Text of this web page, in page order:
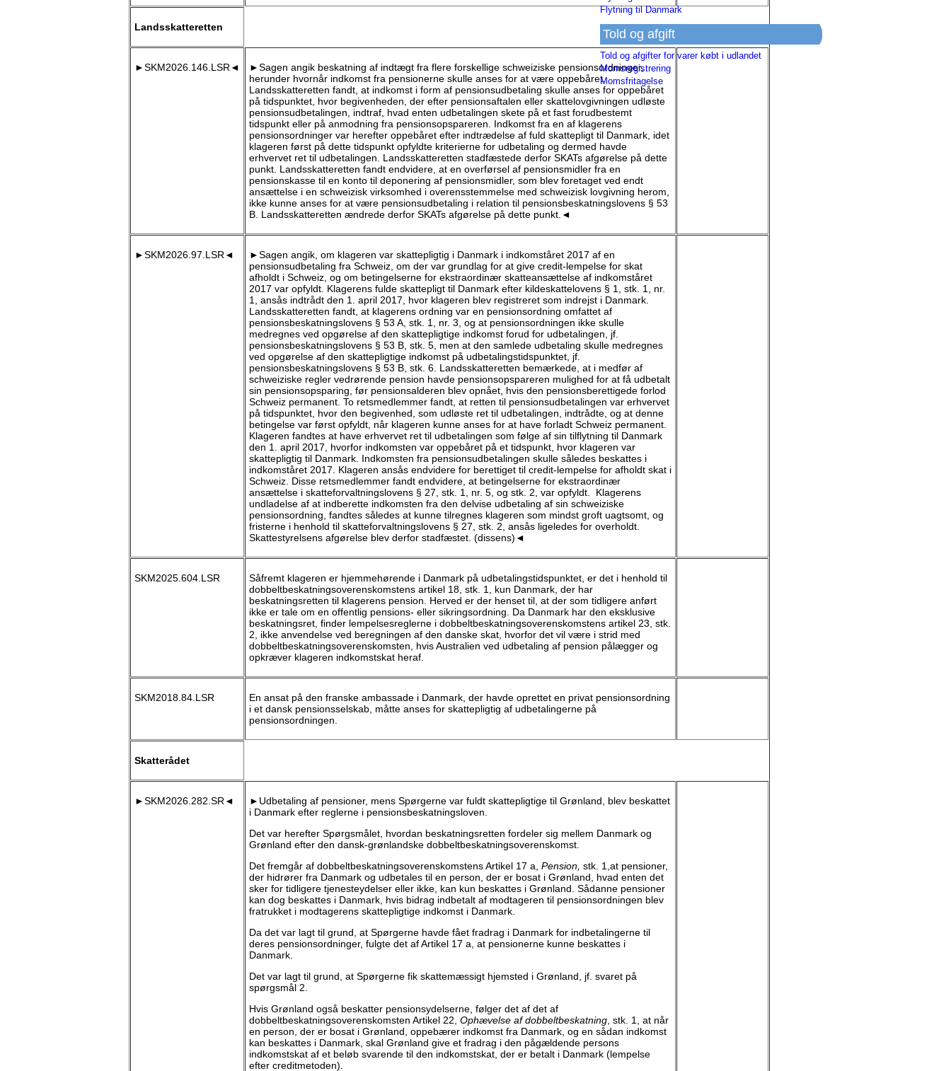
Landsskatteretten
►SKM2026.146.LSR◄
►Sagen angik beskatning af indtægt fra flere forskellige schweiziske pensionsordninger,
herunder hvornår indkomst fra pensionerne skulle anses for at være oppebåret.
Landsskatteretten fandt, at indkomst i form af pensionsudbetaling skulle anses for oppebåret
på tidspunktet, hvor begivenheden, der efter pensionsaftalen eller skattelovgivningen udløste
pensionsudbetalingen, indtraf, hvad enten udbetalingen skete på et fast forudbestemt
tidspunkt eller på anmodning fra pensionsopspareren. Indkomst fra en af klagerens
pensionsordninger var herefter oppebåret efter indtrædelse af fuld skattepligt til Danmark, idet
klageren først på dette tidspunkt opfyldte kriterierne for udbetaling og dermed havde
erhvervet ret til udbetalingen. Landsskatteretten stadfæstede derfor SKATs afgørelse på dette
punkt. Landsskatteretten fandt endvidere, at en overførsel af pensionsmidler fra en
pensionskasse til en konto til deponering af pensionsmidler, som blev foretaget ved endt
ansættelse i en schweizisk virksomhed i overensstemmelse med schweizisk lovgivning herom,
ikke kunne anses for at være pensionsudbetaling i relation til pensionsbeskatningslovens § 53
B. Landsskatteretten ændrede derfor SKATs afgørelse på dette punkt.◄
►SKM2026.97.LSR◄
►Sagen angik, om klageren var skattepligtig i Danmark i indkomståret 2017 af en
pensionsudbetaling fra Schweiz, om der var grundlag for at give credit-lempelse for skat
afholdt i Schweiz, og om betingelserne for ekstraordinær skatteansættelse af indkomståret
2017 var opfyldt. Klagerens fulde skattepligt til Danmark efter kildeskattelovens § 1, stk. 1, nr.
1, ansås indtrådt den 1. april 2017, hvor klageren blev registreret som indrejst i Danmark.
Landsskatteretten fandt, at klagerens ordning var en pensionsordning omfattet af
pensionsbeskatningslovens § 53 A, stk. 1, nr. 3, og at pensionsordningen ikke skulle
medregnes ved opgørelse af den skattepligtige indkomst forud for udbetalingen, jf.
pensionsbeskatningslovens § 53 B, stk. 5, men at den samlede udbetaling skulle medregnes
ved opgørelse af den skattepligtige indkomst på udbetalingstidspunktet, jf.
pensionsbeskatningslovens § 53 B, stk. 6. Landsskatteretten bemærkede, at i medfør af
schweiziske regler vedrørende pension havde pensionsopspareren mulighed for at få udbetalt
sin pensionsopsparing, før pensionsalderen blev opnået, hvis den pensionsberettigede forlod
Schweiz permanent. To retsmedlemmer fandt, at retten til pensionsudbetalingen var erhvervet
på tidspunktet, hvor den begivenhed, som udløste ret til udbetalingen, indtrådte, og at denne
betingelse var først opfyldt, når klageren kunne anses for at have forladt Schweiz permanent.
Klageren fandtes at have erhvervet ret til udbetalingen som følge af sin tilflytning til Danmark
den 1. april 2017, hvorfor indkomsten var oppebåret på et tidspunkt, hvor klageren var
skattepligtig til Danmark. Indkomsten fra pensionsudbetalingen skulle således beskattes i
indkomståret 2017. Klageren ansås endvidere for berettiget til credit-lempelse for afholdt skat i
Schweiz. Disse retsmedlemmer fandt endvidere, at betingelserne for ekstraordinær
ansættelse i skatteforvaltningslovens § 27, stk. 1, nr. 5, og stk. 2, var opfyldt. Klagerens
undladelse af at indberette indkomsten fra den delvise udbetaling af sin schweiziske
pensionsordning, fandtes således at kunne tilregnes klageren som mindst groft uagtsomt, og
fristerne i henhold til skatteforvaltningslovens § 27, stk. 2, ansås ligeledes for overholdt.
Skattestyrelsens afgørelse blev derfor stadfæstet. (dissens)◄
SKM2025.604.LSR
Såfremt klageren er hjemmehørende i Danmark på udbetalingstidspunktet, er det i henhold til
dobbeltbeskatningsoverenskomstens artikel 18, stk. 1, kun Danmark, der har
beskatningsretten til klagerens pension. Herved er der henset til, at der som tidligere anført
ikke er tale om en offentlig pensions- eller sikringsordning. Da Danmark har den eksklusive
beskatningsret, finder lempelsesreglerne i dobbeltbeskatningsoverenskomstens artikel 23, stk.
2, ikke anvendelse ved beregningen af den danske skat, hvorfor det vil være i strid med
dobbeltbeskatningsoverenskomsten, hvis Australien ved udbetaling af pension pålægger og
opkræver klageren indkomstskat heraf.
SKM2018.84.LSR
En ansat på den franske ambassade i Danmark, der havde oprettet en privat pensionsordning
i et dansk pensionsselskab, måtte anses for skattepligtig af udbetalingerne på
pensionsordningen.
Skatterådet
►SKM2026.282.SR◄
►Udbetaling af pensioner, mens Spørgerne var fuldt skattepligtige til Grønland, blev beskattet
i Danmark efter reglerne i pensionsbeskatningsloven.
Det var herefter Spørgsmålet, hvordan beskatningsretten fordeler sig mellem Danmark og
Grønland efter den dansk-grønlandske dobbeltbeskatningsoverenskomst.
Det fremgår af dobbeltbeskatningsoverenskomstens Artikel 17 a, Pension, stk. 1,at pensioner,
der hidrører fra Danmark og udbetales til en person, der er bosat i Grønland, hvad enten det
sker for tidligere tjenesteydelser eller ikke, kan kun beskattes i Grønland. Sådanne pensioner
kan dog beskattes i Danmark, hvis bidrag indbetalt af modtageren til pensionsordningen blev
fratrukket i modtagerens skattepligtige indkomst i Danmark.
Da det var lagt til grund, at Spørgerne havde fået fradrag i Danmark for indbetalingerne til
deres pensionsordninger, fulgte det af Artikel 17 a, at pensionerne kunne beskattes i
Danmark.
Det var lagt til grund, at Spørgerne fik skattemæssigt hjemsted i Grønland, jf. svaret på
spørgsmål 2.
Hvis Grønland også beskatter pensionsydelserne, følger det af det af
dobbeltbeskatningsoverenskomsten Artikel 22, Ophævelse af dobbeltbeskatning , stk. 1, at når
en person, der er bosat i Grønland, oppebærer indkomst fra Danmark, og en sådan indkomst
kan beskattes i Danmark, skal Grønland give et fradrag i den pågældende persons
indkomstskat af et beløb svarende til den indkomstskat, der er betalt i Danmark (lempelse
efter creditmetoden).
Flytning til Danmark
Told og afgift
Told og afgifter for varer købt i udlandet
Momsregistrering
Momsfritagelse